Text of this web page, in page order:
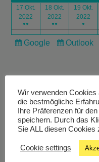
17 Okt.
2022
●●
18 Okt.
2022
●●
19 Okt.
2022
●
Subscribe
Google Outlook
Wir verwenden
die bestmögliche
Ihre Präferenzen für
speichern. Durch das
Sie ALL diesen Cookies
Cookie settings